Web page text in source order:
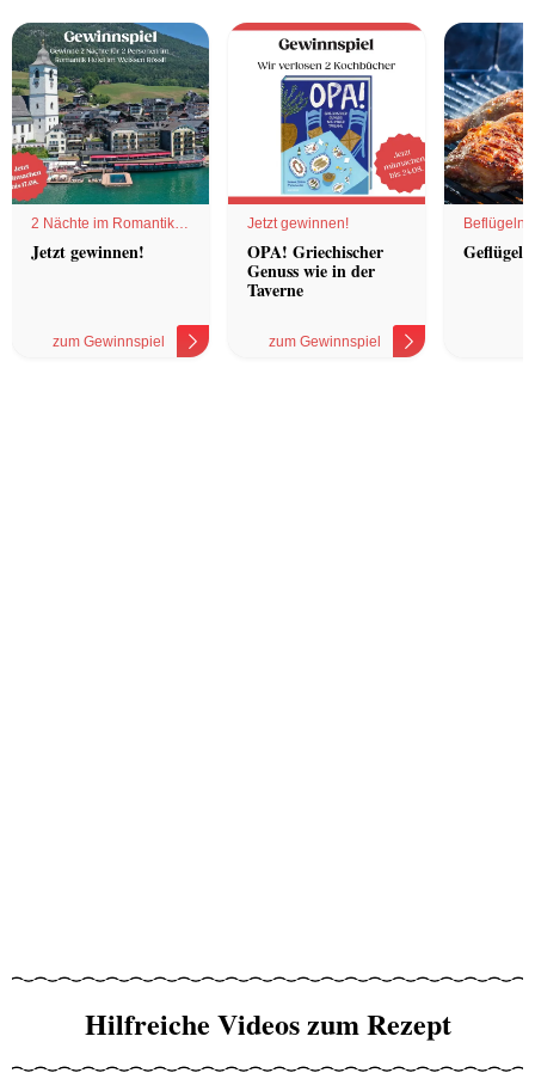
2 Nächte im Romantik
Hotel
Jetzt gewinnen!
zum Gewinnspiel
Jetzt gewinnen!
OPA! Griechischer
Genuss wie in der
Taverne
zum Gewinnspiel
Geflügel
Hilfreiche Videos zum Rezept